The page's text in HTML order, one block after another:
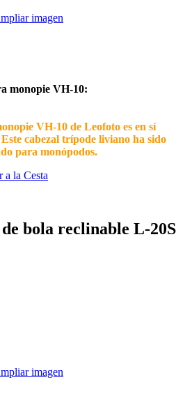
imagen
monopie VH-10:
VH-10 de Leofoto es en sí
cabezal trípode liviano ha sido
para monópodos.
a la Cesta
bola reclinable L-20S
imagen